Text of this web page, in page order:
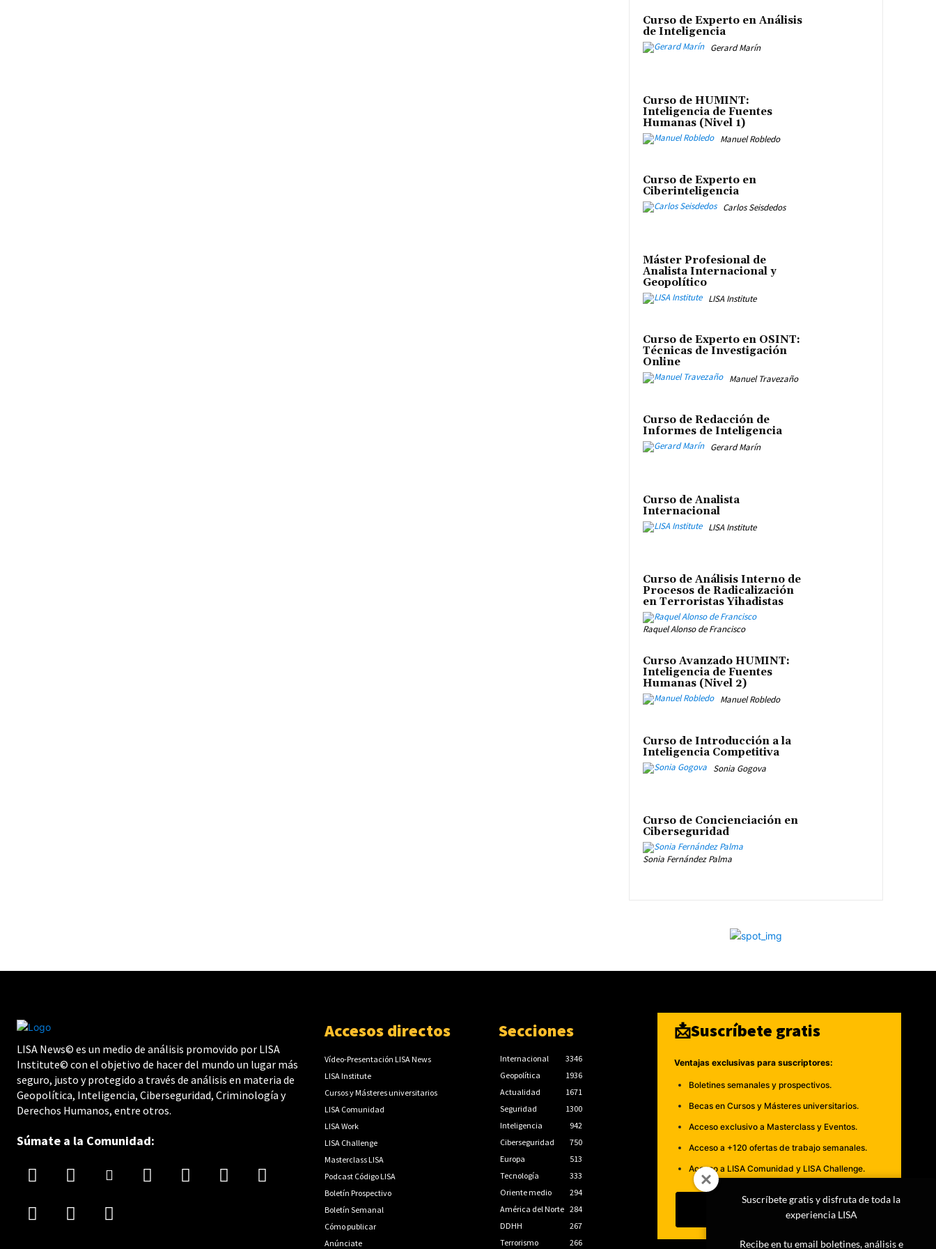
Curso de Experto en Análisis
de Inteligencia
Gerard Marín
Curso de HUMINT:
Inteligencia de Fuentes
Humanas (Nivel 1)
Manuel Robledo
Curso de Experto en
Ciberinteligencia
Carlos Seisdedos
Máster Profesional de
Analista Internacional y
Geopolítico
LISA Institute
Curso de Experto en OSINT:
Técnicas de Investigación
Online
Manuel Travezaño
Curso de Redacción de
Informes de Inteligencia
Gerard Marín
Curso de Analista
Internacional
LISA Institute
Curso de Análisis Interno de
Procesos de Radicalización
en Terroristas Yihadistas
Raquel Alonso de Francisco
Curso Avanzado HUMINT:
Inteligencia de Fuentes
Humanas (Nivel 2)
Manuel Robledo
Curso de Introducción a la
Inteligencia Competitiva
Sonia Gogova
Curso de Concienciación en
Ciberseguridad
Sonia Fernández Palma
LISA News© es un medio de análisis promovido por LISA
Institute© con el objetivo de hacer del mundo un lugar más
seguro, justo y protegido a través de análisis en materia de
Geopolítica, Inteligencia, Ciberseguridad, Criminología y
Derechos Humanos, entre otros.
Súmate a la Comunidad:
Accesos directos
Vídeo-Presentación LISA News
LISA Institute
Cursos y Másteres universitarios
LISA Comunidad
LISA Work
LISA Challenge
Masterclass LISA
Podcast Código LISA
Boletín Prospectivo
Boletín Semanal
Cómo publicar
Anúnciate
Secciones
Internacional
3346
Geopolítica
1936
Actualidad
1671
Seguridad
1300
Inteligencia
942
Ciberseguridad
750
Europa
513
Tecnología
333
Oriente medio
294
América del Norte 284
DDHH
267
Terrorismo
266
📩Suscríbete gratis
Ventajas exclusivas para suscriptores:
Boletines semanales y prospectivos.
Becas en Cursos y Másteres universitarios.
Acceso exclusivo a Masterclass y Eventos.
Acceso a +120 ofertas de trabajo semanales.
Acceso a LISA Comunidad y LISA Challenge.
Suscribirme
Suscríbete gratis y disfruta de toda la
experiencia LISA
Recibe en tu email boletines, análisis e